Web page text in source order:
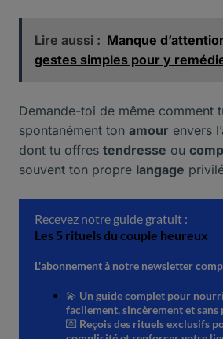
Lire aussi : Manque
gestes simples pour y
Demande-toi de même comment
spontanément ton amour envers
dont tu offres tendresse ou
souvent ton propre langage